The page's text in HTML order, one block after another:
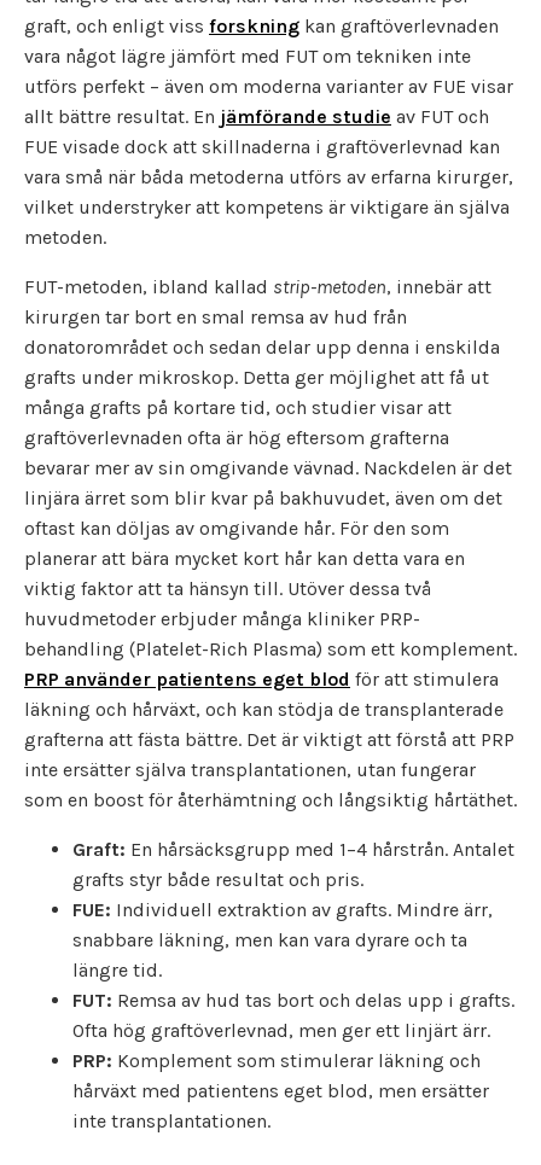
graft, och enligt viss forskning kan graftöverlevnaden
vara något lägre jämfört med FUT om tekniken inte
utförs perfekt – även om moderna varianter av FUE visar
allt bättre resultat. En jämförande studie av FUT och
FUE visade dock att skillnaderna i graftöverlevnad kan
vara små när båda metoderna utförs av erfarna kirurger,
vilket understryker att kompetens är viktigare än själva
metoden.
FUT-metoden, ibland kallad strip-metoden, innebär att
kirurgen tar bort en smal remsa av hud från
donatorområdet och sedan delar upp denna i enskilda
grafts under mikroskop. Detta ger möjlighet att få ut
många grafts på kortare tid, och studier visar att
graftöverlevnaden ofta är hög eftersom grafterna
bevarar mer av sin omgivande vävnad. Nackdelen är det
linjära ärret som blir kvar på bakhuvudet, även om det
oftast kan döljas av omgivande hår. För den som
planerar att bära mycket kort hår kan detta vara en
viktig faktor att ta hänsyn till. Utöver dessa två
huvudmetoder erbjuder många kliniker PRP-
behandling (Platelet-Rich Plasma) som ett komplement.
PRP använder patientens eget blod för att stimulera
läkning och hårväxt, och kan stödja de transplanterade
grafterna att fästa bättre. Det är viktigt att förstå att PRP
inte ersätter själva transplantationen, utan fungerar
som en boost för återhämtning och långsiktig hårtäthet.
Graft: En hårsäcksgrupp med 1–4 hårstrån. Antalet
grafts styr både resultat och pris.
FUE: Individuell extraktion av grafts. Mindre ärr,
snabbare läkning, men kan vara dyrare och ta
längre tid.
FUT: Remsa av hud tas bort och delas upp i grafts.
Ofta hög graftöverlevnad, men ger ett linjärt ärr.
PRP: Komplement som stimulerar läkning och
hårväxt med patientens eget blod, men ersätter
inte transplantationen.